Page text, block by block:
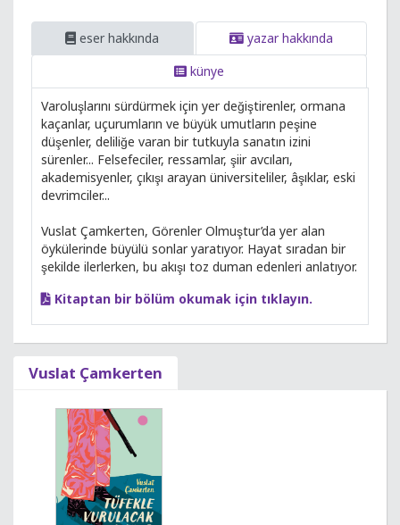
eser hakkında
yazar hakkında
künye
Varoluşlarını sürdürmek için yer değiştirenler, ormana
kaçanlar, uçurumların ve büyük umutların peşine
düşenler, deliliğe varan bir tutkuyla sanatın izini
sürenler... Felsefeciler, ressamlar, şiir avcıları,
akademisyenler, çıkışı arayan üniversiteliler, âşıklar, eski
devrimciler...
Vuslat Çamkerten, Görenler Olmuştur’da yer alan
öykülerinde büyülü sonlar yaratıyor. Hayat sıradan bir
şekilde ilerlerken, bu akışı toz duman edenleri anlatıyor.
Kitaptan bir bölüm okumak için tıklayın.
Vuslat Çamkerten